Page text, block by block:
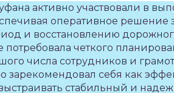
активно участвовали в
оперативное решение
и восстановлению
потребовала четкого
числа сотрудников и
зарекомендовал себя как
стабильный и